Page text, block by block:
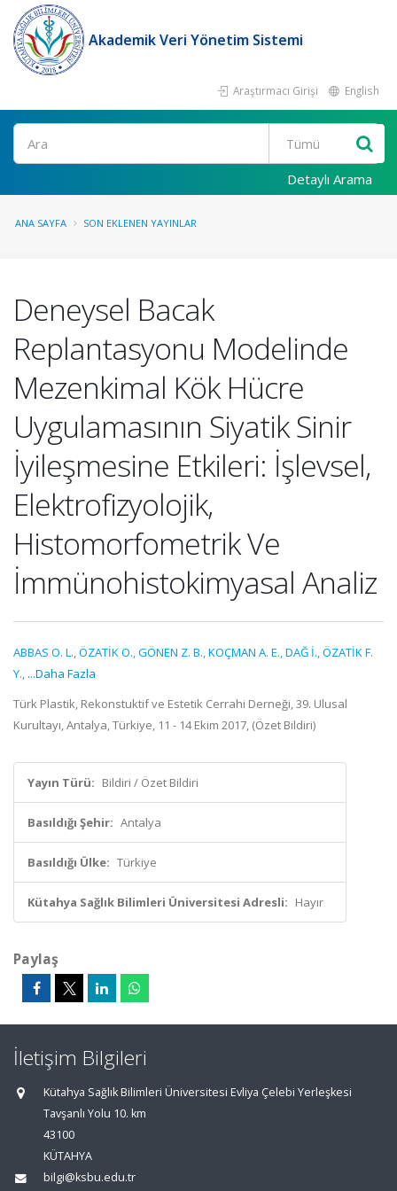
Akademik Veri Yönetim Sistemi
Araştırmacı Girişi English
Ara
Detaylı Arama
ANA SAYFA SON EKLENEN YAYINLAR
Deneysel Bacak
Replantasyonu Modelinde
Mezenkimal Kök Hücre
Uygulamasının Siyatik Sinir
İyileşmesine Etkileri: İşlevsel,
Elektrofizyolojik,
Histomorfometrik Ve
İmmünohistokimyasal Analiz
ABBAS O. L.,ÖZATİK O.,GÖNEN Z. B.,KOÇMAN A. E.,DAĞ İ.,ÖZATİK F.
Y., ...Daha Fazla
Türk Plastik, Rekonstuktif ve Estetik Cerrahi Derneği, 39. Ulusal
Kurultayı, Antalya, Türkiye, 11 - 14 Ekim 2017, (Özet Bildiri)
Yayın Türü: Bildiri / Özet Bildiri
Basıldığı Şehir: Antalya
Basıldığı Ülke: Türkiye
Kütahya Sağlık Bilimleri Üniversitesi Adresli: Hayır
Paylaş
İletişim Bilgileri
Kütahya Sağlık Bilimleri Üniversitesi Evliya Çelebi Yerleşkesi
Tavşanlı Yolu 10. km
43100
KÜTAHYA
bilgi@ksbu.edu.tr